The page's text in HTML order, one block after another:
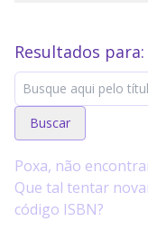
Resultados para:
Buscar
Poxa, não
Que tal tentar
código ISBN?